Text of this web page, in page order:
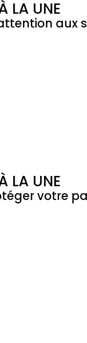
LA UNE
aux
LA UNE
votre